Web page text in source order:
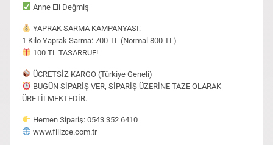
Anne Eli Değmiş
YAPRAK SARMA KAMPANYASI:
1 Kilo Yaprak Sarma: 700 TL (Normal 800 TL)
100 TL TASARRUF!
ÜCRETSİZ KARGO (Türkiye Geneli)
BUGÜN SİPARİŞ VER, SİPARİŞ ÜZERİNE TAZE OLARAK
ÜRETİLMEKTEDİR.
Hemen Sipariş: 0543 352 6410
www.filizce.com.tr